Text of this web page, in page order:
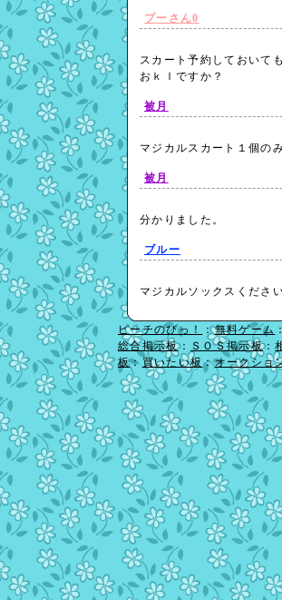
プーさん0
スカート予約しておいて
おｋｌですか？
被月
マジカルスカート１個
被月
分かりました。
ブルー
マジカルソックスくだ
ピーチのぴっ！ ：無料ゲーム
総合掲示板： ＳＯＳ掲示板：
板： 買いたい板 ：オークショ